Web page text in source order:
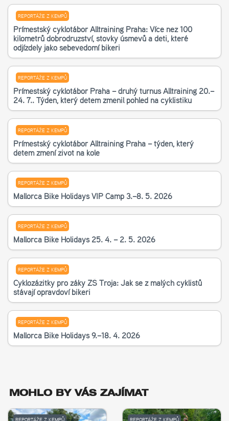
REPORTÁŽE Z KEMPŮ
Příměstský cyklotábor Alltraining Praha: Více než 100
kilometrů dobrodružství, stovky úsměvů a děti, které
odjížděly jako sebevědomí bikeři
REPORTÁŽE Z KEMPŮ
Příměstský cyklotábor Praha – druhý turnus Alltraining 20.–
24. 7.. Týden, který dětem změnil pohled na cyklistiku
REPORTÁŽE Z KEMPŮ
Příměstský cyklotábor Alltraining Praha – týden, který
dětem změní život na kole
REPORTÁŽE Z KEMPŮ
Mallorca Bike Holidays VIP Camp 3.–8. 5. 2026
REPORTÁŽE Z KEMPŮ
Mallorca Bike Holidays 25. 4. – 2. 5. 2026
REPORTÁŽE Z KEMPŮ
Cyklozážitky pro žáky ZŠ Troja: Jak se z malých cyklistů
stávají opravdoví bikeři
REPORTÁŽE Z KEMPŮ
Mallorca Bike Holidays 9.–18. 4. 2026
MOHLO BY VÁS ZAJÍMAT